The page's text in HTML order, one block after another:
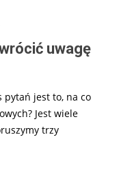
uwagę
pytań jest to, na co
Jest wiele
trzy